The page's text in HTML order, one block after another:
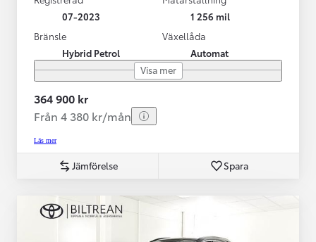
07-2023
1 256 mil
Bränsle
Hybrid Petrol
Växellåda
Automat
Visa mer
364 900 kr
Från 4 380 kr/mån
Läs mer
Jämförelse Spara